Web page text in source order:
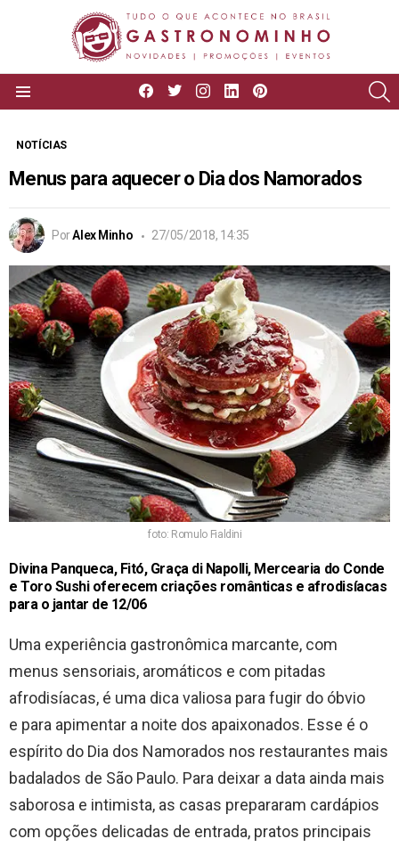
facebooktwitterinstagram
linkedin
NOTÍCIAS
Menus para aquecer o Dia dos Namorados
PorAlex Minho 27/05/2018, 14:35
foto: Romulo Fialdini
Divina Panqueca, Fitó, Graça di Napolli, Mercearia do Conde
e Toro Sushi oferecem criações românticas e afrodisíacas
para o jantar de 12/06
Uma experiência gastronômica marcante, com
menus sensoriais, aromáticos e com pitadas
afrodisíacas, é uma dica valiosa para fugir do óbvio
e para apimentar a noite dos apaixonados. Esse é o
espírito do Dia dos Namorados nos restaurantes mais
badalados de São Paulo. Para deixar a data ainda mais
saborosa e intimista, as casas prepararam cardápios
com opções delicadas de entrada, pratos principais